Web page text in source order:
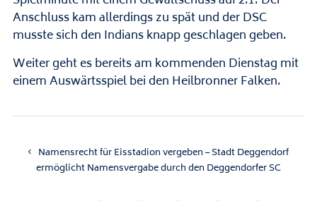
Anschluss kam allerdings zu spät und der DSC
musste sich den Indians knapp geschlagen geben.
Weiter geht es bereits am kommenden Dienstag mit
einem Auswärtsspiel bei den Heilbronner Falken.
Namensrecht für Eisstadion vergeben – Stadt Deggendorf
ermöglicht Namensvergabe durch den Deggendorfer SC